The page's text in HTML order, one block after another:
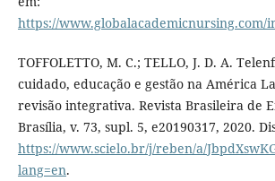
https://
TOFFOLETTO, M. C.; TELLO, J. D. A.
cuidado, educação e gestão na América
revisão integrativa. Revista Brasileira de
Brasília, v. 73, supl. 5, e20190317, 2020.
https://www.scielo.br/j/reben/a/
lang=en.